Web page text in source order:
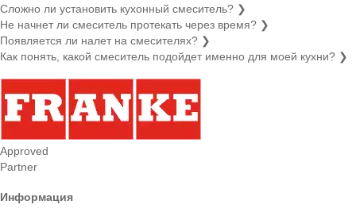
Сложно ли установить кухонный смеситель? ❯
Не начнет ли смеситель протекать через время? ❯
Появляется ли налет на смесителях? ❯
Как понять, какой смеситель подойдет именно для моей кухни? ❯
Approved
Partner
Информация